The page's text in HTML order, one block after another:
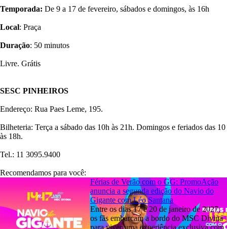
Temporada: De 9 a 17 de fevereiro, sábados e domingos, às 16h
Local: Praça
Duração: 50 minutos
Livre. Grátis
SESC PINHEIROS
Endereço: Rua Paes Leme, 195.
Bilheteria: Terça a sábado das 10h às 21h. Domingos e feriados das 10
às 18h.
Tel.: 11 3095.9400
Recomendamos para você:
Férias de Verão com o GG: PromoAção
anuncia a segunda edição do Navio do
Gigante com Léo Santana
Entre os dias 17 e 20 de janeiro de 2027,
os fãs embarcam a bordo do MSC Divina
para viver uma experiência exclusiva com